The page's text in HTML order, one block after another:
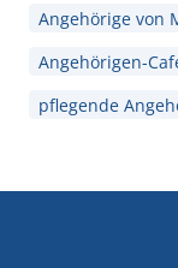
Angehörige von
Angehörigen-
pflegende